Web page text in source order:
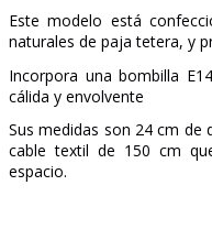
Este modelo está
naturales de paja tetera, y
Incorpora una bombilla
cálida y envolvente
Sus medidas son 24 cm de
cable textil de 150 cm
espacio.